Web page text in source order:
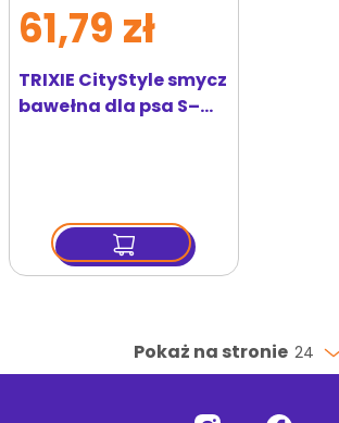
TRIXIE CityStyle smycz
bawełna dla psa S–M:
61,79 zł
Pokaż na stronie 24